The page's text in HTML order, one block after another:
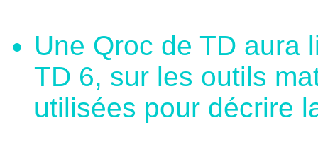
Une Qroc de TD aura
TD 6, sur les outils
utilisées pour décrire